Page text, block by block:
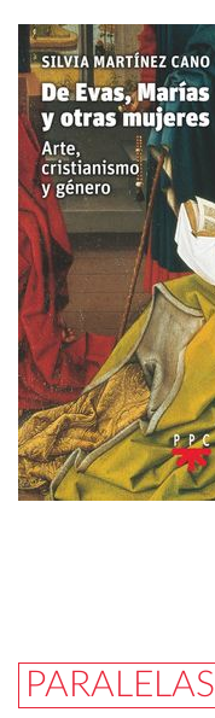
PARALELAS_